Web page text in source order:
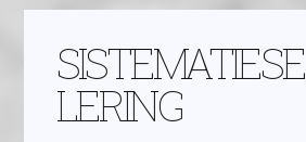
SISTEMATIESE
LERING